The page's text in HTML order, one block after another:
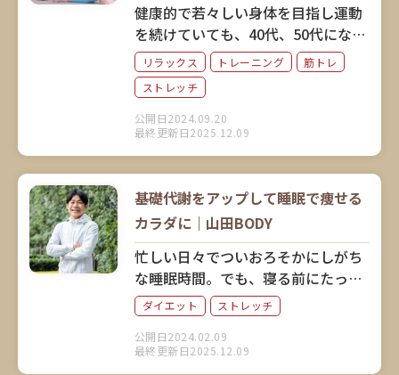
リラックス トレーニング
筋トレ
ストレッチ
公開日2024.09.20
最終更新日2025.12.09
健康的で若々しい身体を目指し運動
を続けていても、40代、50代になる
と身体の不調が増えてきます。また
運動を始めても、習慣化しないこと
も。そこでパーソナルトレーナーの
第一人者である池田佐和子さんに、
誰でも気軽にできるストレッチや、
習慣化のコツについてお聞きしまし
基礎代謝をアップして睡眠で痩せる
カラダに｜山田BODY
ダイエット ストレッチ
公開日2024.02.09
最終更新日2025.12.09
忙しい日々でついおろそかにしがち
な睡眠時間。でも、寝る前にたった
3分簡単なストレッチをするだけで、
睡眠時間にダイエットできるとした
ら？ プロストレッチトレーナーで
お笑い芸人でもある山田BODYさん